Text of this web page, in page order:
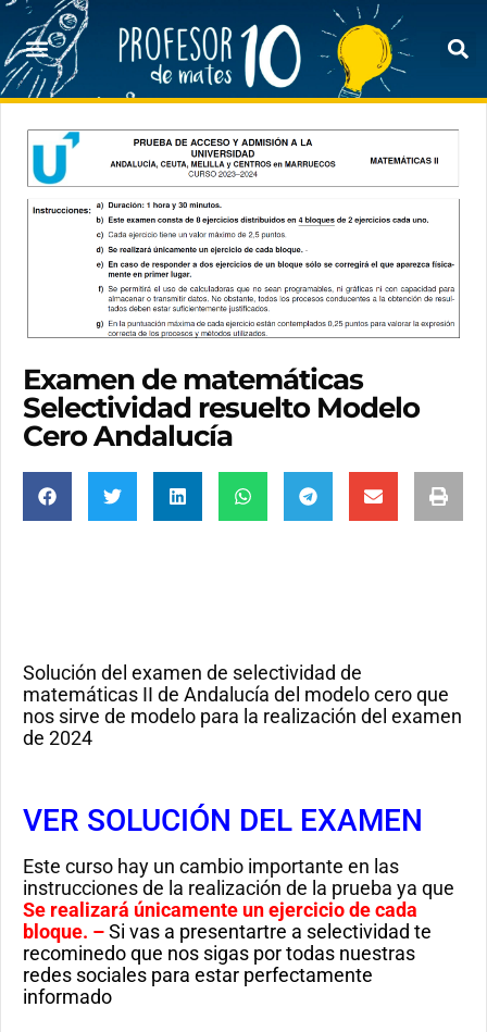
Examen de matemáticas
Selectividad resuelto Modelo
Cero Andalucía
Solución del examen de selectividad de
matemáticas II de Andalucía del modelo cero que
nos sirve de modelo para la realización del examen
de 2024
VER SOLUCIÓN DEL EXAMEN
Este curso hay un cambio importante en las
instrucciones de la realización de la prueba ya que
Se realizará únicamente un ejercicio de cada
bloque. –Si vas a presentartre a selectividad te
recominedo que nos sigas por todas nuestras
redes sociales para estar perfectamente
informado